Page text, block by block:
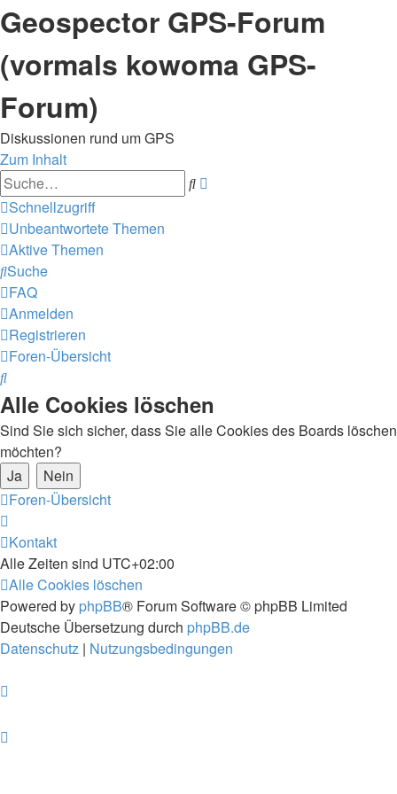
Geospector GPS-Forum
(vormals kowoma GPS-
Forum)
Diskussionen rund um GPS
Zum Inhalt
Suche
Schnellzugriff
Unbeantwortete Themen
Aktive Themen
Suche
FAQ
Anmelden
Registrieren
Foren-Übersicht
Suche
Alle Cookies löschen
Sind Sie sich sicher, dass Sie alle Cookies des Boards löschen
möchten?
Foren-Übersicht
Kontakt
Alle Zeiten sind UTC+02:00
Alle Cookies löschen
Powered by phpBB® Forum Software © phpBB Limited
Deutsche Übersetzung durch phpBB.de
Datenschutz | Nutzungsbedingungen